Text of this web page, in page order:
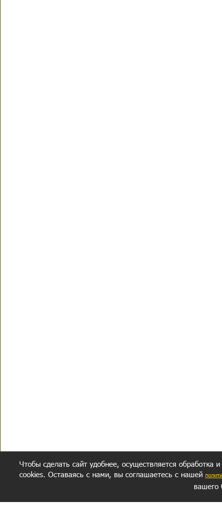
Чтобы сделать сайт удобнее, осуществляется обработка
cookies. Оставаясь с нами, вы соглашаетесь с нашей
вашего